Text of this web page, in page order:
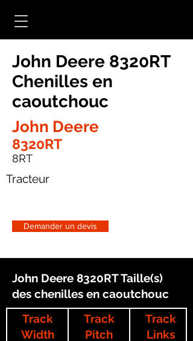
John Deere 8320RT
Chenilles en
caoutchouc
John Deere
8320RT
8RT
Tracteur
Demander un devis
John Deere 8320RT Taille(s)
des chenilles en caoutchouc
Track
Width
Track
Pitch
Track
Links